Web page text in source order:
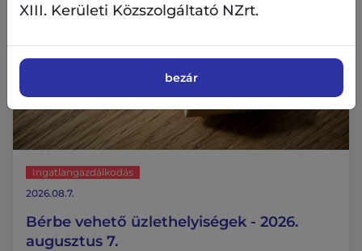
Ingatlangazdálkodás
Bérbe vehető üzlethelyiségek - 2026.
augusztus 7.
2026.08.7.
XIII. Kerületi Közszolgáltató NZrt.
bezár